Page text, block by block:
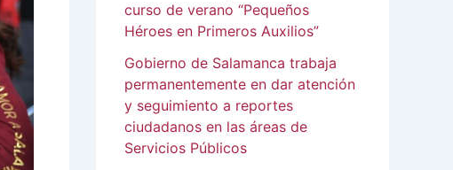
curso de verano “Pequeños
Héroes en Primeros Auxilios”
Gobierno de Salamanca trabaja
permanentemente en dar atención
y seguimiento a reportes
ciudadanos en las áreas de
Servicios Públicos